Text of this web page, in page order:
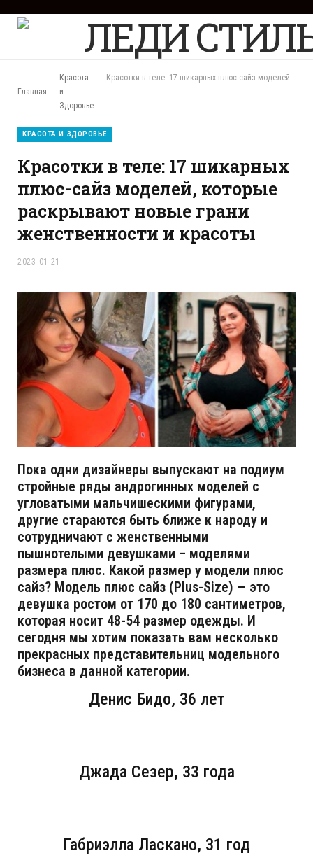
F
a
Главная
Красота
и
Здоровье
Красотки в теле: 17 шикарных плюс-сайз моделей, которые раскрывают новые грани женственности и красоты
КРАСОТА И ЗДОРОВЬЕ
Красотки в теле: 17 шикарных
плюс-сайз моделей, которые
раскрывают новые грани
женственности и красоты
2023-01-21
Пока одни дизайнеры выпускают на подиум
стройные ряды андрогинных моделей с
угловатыми мальчишескими фигурами,
другие стараются быть ближе к народу и
сотрудничают с женственными
пышнотелыми девушками – моделями
размера плюс. Какой размер у модели плюс
сайз? Модель плюс сайз (Plus-Size) — это
девушка ростом от 170 до 180 сантиметров,
которая носит 48-54 размер одежды. И
сегодня мы хотим показать вам несколько
прекрасных представительниц модельного
бизнеса в данной категории.
Денис Бидо, 36 лет
Джада Сезер, 33 года
Габриэлла Ласкано, 31 год